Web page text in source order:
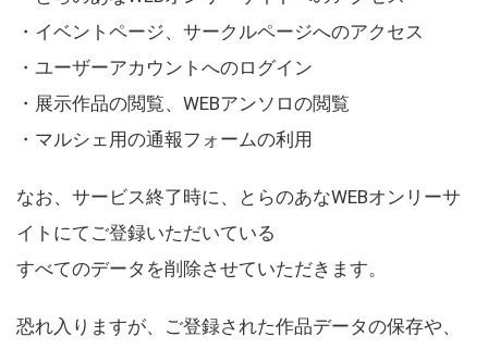
・イベントページ、サークルページへのアクセス
・ユーザーアカウントへのログイン
・展示作品の閲覧、WEBアンソロの閲覧
・マルシェ用の通報フォームの利用
なお、サービス終了時に、とらのあなWEBオンリーサ
イトにてご登録いただいている
すべてのデータを削除させていただきます。
恐れ入りますが、ご登録された作品データの保存や、